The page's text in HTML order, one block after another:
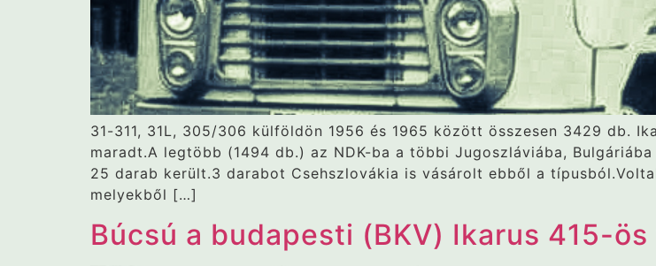
31-311, 31L, 305/306 külföldön 1956 és 1965 között összesen 3429 db.
maradt.A legtöbb (1494 db.) az NDK-ba a többi Jugoszláviába,
25 darab került.3 darabot Csehszlovákia is vásárolt ebből a
melyekből […]
Búcsú a budapesti (BKV) Ikarus 415-